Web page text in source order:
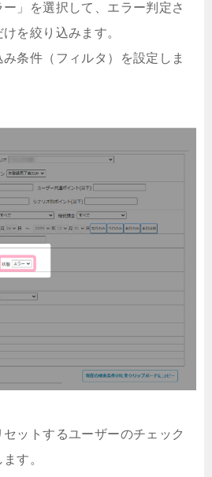
」を選択して、エラー判定さ
を絞り込みます。
み条件（フィルタ）を設定しま
ットするユーザーのチェック
す。